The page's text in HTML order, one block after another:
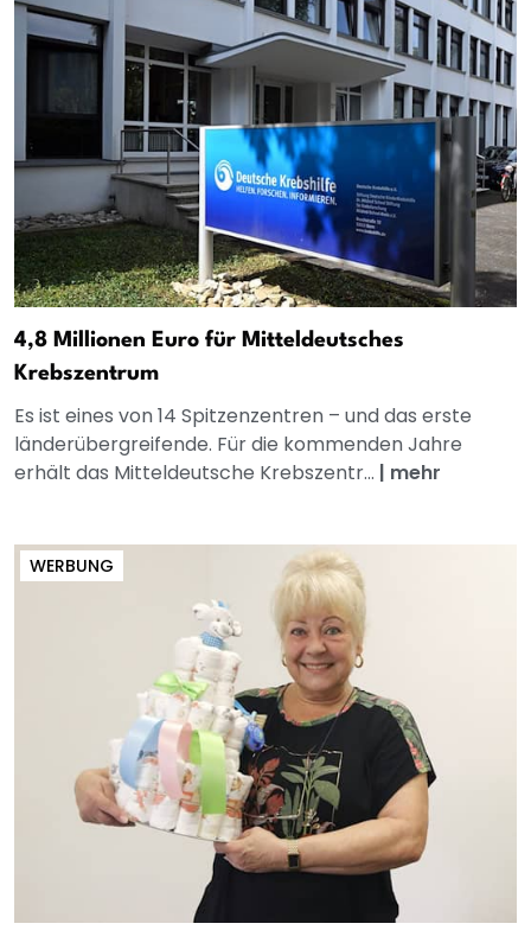
4,8 Millionen Euro für Mitteldeutsches
Krebszentrum
Es ist eines von 14 Spitzenzentren – und das erste
länderübergreifende. Für die kommenden Jahre
erhält das Mitteldeutsche Krebszentr... | mehr
WERBUNG